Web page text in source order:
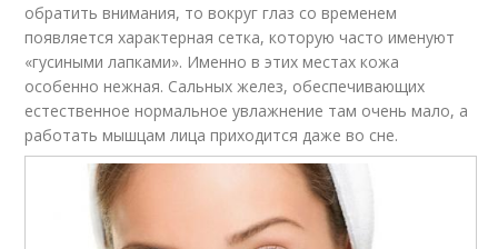
обратить внимания, то вокруг глаз со временем
появляется характерная сетка, которую часто именуют
«гусиными лапками». Именно в этих местах кожа
особенно нежная. Сальных желез, обеспечивающих
естественное нормальное увлажнение там очень мало, а
работать мышцам лица приходится даже во сне.